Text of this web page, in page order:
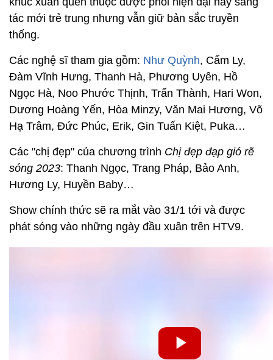
tác mới trẻ trung nhưng vẫn giữ bản sắc truyền
thống.
Các nghệ sĩ tham gia gồm: Như Quỳnh, Cẩm Ly,
Đàm Vĩnh Hưng, Thanh Hà, Phương Uyên, Hồ
Ngọc Hà, Noo Phước Thịnh, Trấn Thành, Hari Won,
Dương Hoàng Yến, Hòa Minzy, Văn Mai Hương, Võ
Hạ Trâm, Đức Phúc, Erik, Gin Tuấn Kiệt, Puka…
Các "chị đẹp" của chương trình Chị đẹp đạp gió rẽ
sóng 2023: Thanh Ngọc, Trang Pháp, Bảo Anh,
Hương Ly, Huyền Baby…
Show chính thức sẽ ra mắt vào 31/1 tới và được
phát sóng vào những ngày đầu xuân trên HTV9.